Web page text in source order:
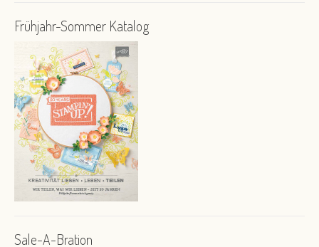
Frühjahr-Sommer Katalog
Sale-A-Bration